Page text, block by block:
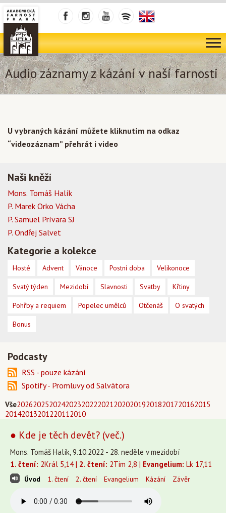
Audio záznamy z kázání v naší farnosti
Vše202620252024202320222021202020192018201720162015
20142013201220112010
● Kde je těch devět? (več.)
Mons. Tomáš Halík, 9.10.2022 - 28. neděle v mezidobí
1. čtení: 2Král 5,14 | 2. čtení: 2Tim 2,8 | Evangelium: Lk 17,11
Úvod 1. čtení 2. čtení Evangelium Kázání Závěr
U vybraných kázání můžete kliknutím na odkaz
“videozáznam” přehrát i video
Naši kněží
Mons. Tomáš Halík
P. Marek Orko Vácha
P. Samuel Prívara SJ
P. Ondřej Salvet
Kategorie a kolekce
Hosté Advent Vánoce Postní doba Velikonoce
Svatý týden Mezidobí Slavnosti Svatby Křtiny
Pohřby a requiem Popelec umělců Otčenáš O svatých
Bonus
Podcasty
RSS - pouze kázání
Spotify - Promluvy od Salvátora